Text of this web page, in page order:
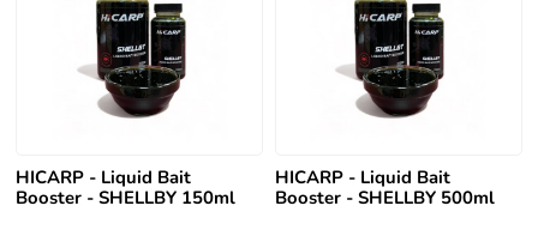
HICARP - Liquid Bait
Booster - SHELLBY 150ml
HICARP - Liquid Bait
Booster - SHELLBY 500ml